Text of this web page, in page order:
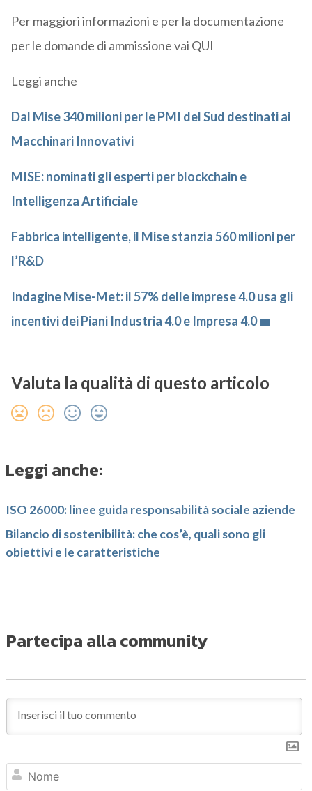
Per maggiori informazioni e per la documentazione
per le domande di ammissione vai QUI
Leggi anche
Dal Mise 340 milioni per le PMI del Sud destinati ai
Macchinari Innovativi
MISE: nominati gli esperti per blockchain e
Intelligenza Artificiale
Fabbrica intelligente, il Mise stanzia 560 milioni per
l’R&D
Indagine Mise-Met: il 57% delle imprese 4.0 usa gli
incentivi dei Piani Industria 4.0 e Impresa 4.0
Valuta la qualità di questo articolo
Leggi anche:
ISO 26000: linee guida responsabilità sociale aziende
Bilancio di sostenibilità: che cos’è, quali sono gli
obiettivi e le caratteristiche
Partecipa alla community